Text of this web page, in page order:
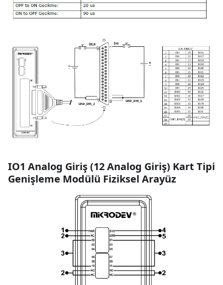
IO1 Analog Giriş(12 Analog Giriş) Kart Tipi
Genişleme Modülü Fiziksel Arayüz